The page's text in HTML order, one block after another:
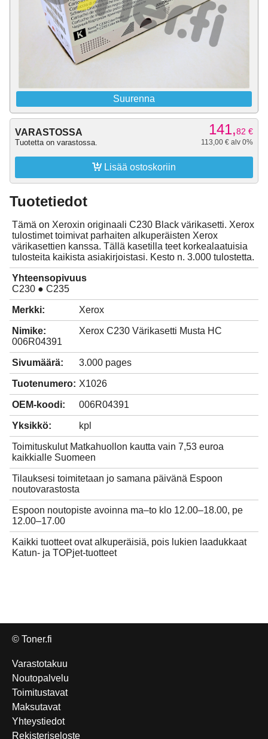
Suurenna
VARASTOSSA
Tuotetta on varastossa.
141,82 €
113,00 € alv 0%
 Lisää ostoskoriin
Tuotetiedot
Tämä on Xeroxin originaali C230 Black värikasetti. Xerox
tulostimet toimivat parhaiten alkuperäisten Xerox
värikasettien kanssa. Tällä kasetilla teet korkealaatuisia
tulosteita kaikista asiakirjoistasi. Kesto n. 3.000 tulostetta.
Yhteensopivuus
C230 ● C235
Merkki: Xerox
Nimike:
Xerox C230 Värikasetti Musta HC
006R04391
Sivumäärä: 3.000 pages
Tuotenumero: X1026
OEM-koodi: 006R04391
Yksikkö: kpl
Toimituskulut Matkahuollon kautta vain 7,53 euroa
kaikkialle Suomeen
Tilauksesi toimitetaan jo samana päivänä Espoon
noutovarastosta
Espoon noutopiste avoinna ma–to klo 12.00–18.00, pe
12.00–17.00
Kaikki tuotteet ovat alkuperäisiä, pois lukien laadukkaat
Katun- ja TOPjet-tuotteet
© Toner.fi
Varastotakuu
Noutopalvelu
Toimitustavat
Maksutavat
Yhteystiedot
Rekisteriseloste